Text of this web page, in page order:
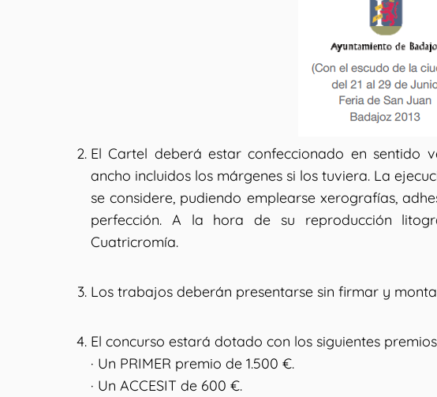
El Cartel deberá estar confeccionado en sentido
ancho incluidos los márgenes si los tuviera. La
se considere, pudiendo emplearse xerografías,
perfección. A la hora de su reproducción
Cuatricromía.
Los trabajos deberán presentarse sin firmar y
El concurso estará dotado con los siguientes
· Un PRIMER premio de 1.500 €.
· Un ACCESIT de 600 €.